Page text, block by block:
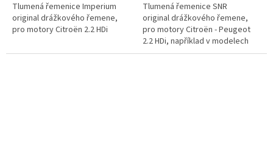
Tlumená řemenice Imperium
original drážkového řemene,
pro motory Citroën 2.2 HDi
Tlumená řemenice SNR
original drážkového řemene,
pro motory Citroën - Peugeot
2.2 HDi, například v modelech
C5, C6, C8 a C-Crosser.